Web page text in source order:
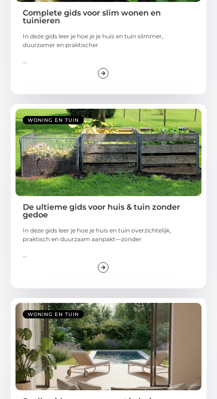
Complete gids voor slim wonen en
tuinieren
In deze gids leer je hoe je je huis en tuin slimmer,
duurzamer en praktischer
WONING EN TUIN
De ultieme gids voor huis & tuin zonder
gedoe
In deze gids leer je hoe je huis en tuin overzichtelijk,
praktisch en duurzaam aanpakt—zonder
WONING EN TUIN